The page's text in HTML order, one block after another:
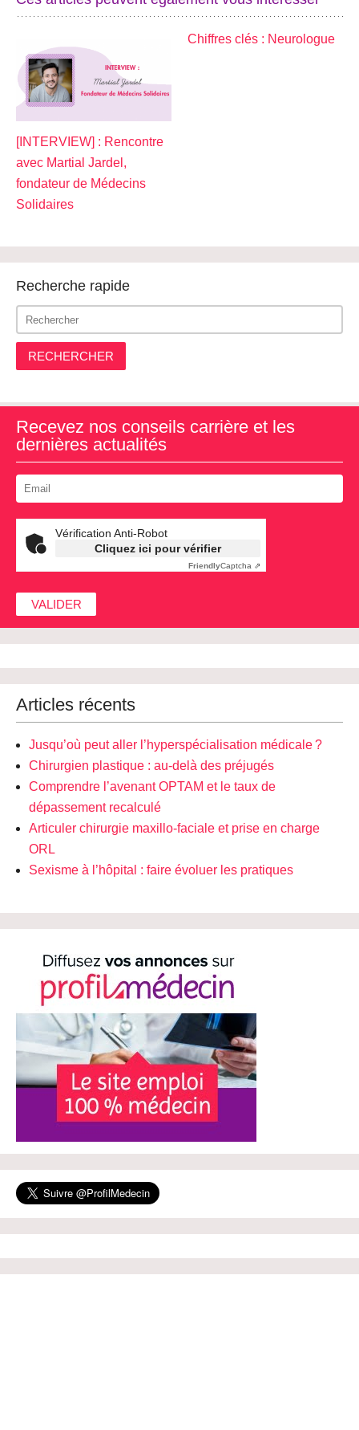
[INTERVIEW] : Rencontre
avec Martial Jardel,
fondateur de Médecins
Solidaires
Chiffres clés : Neurologue
Recherche rapide
RECHERCHER
Recevez nos conseils carrière et les
dernières actualités
Vérification Anti-Robot
Cliquez ici pour vérifier
FriendlyCaptcha ⇗
Articles récents
Jusqu’où peut aller l’hyperspécialisation médicale ?
Chirurgien plastique : au-delà des préjugés
Comprendre l’avenant OPTAM et le taux de
dépassement recalculé
Articuler chirurgie maxillo-faciale et prise en charge
ORL
Sexisme à l’hôpital : faire évoluer les pratiques